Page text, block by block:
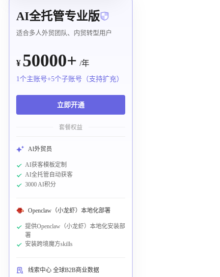
AI全托管专业版
适合多人外贸团队、内贸转型用户
¥ 50000+ /年
1个主账号+5个子账号（支持扩充）
立即开通
套餐权益
AI外贸员
AI获客模板定制
AI全托管自动获客
3000 AI积分
Openclaw（小龙虾）本地化部署
提供Openclaw（小龙虾）本地化安装部
署
安装跨境魔方skills
线索中心 全球B2B商业数据